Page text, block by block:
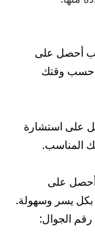
أحصل على
حسب وقتك
على استشارة
المناسب.
على
بكل يسر وسهولة.
رقم الجوال: